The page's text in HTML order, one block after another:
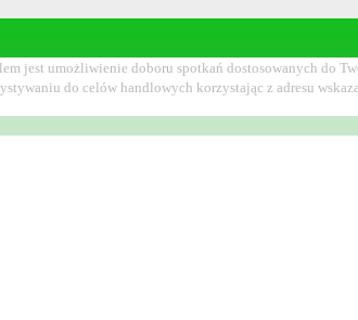
jest umożliwienie doboru spotkań dostosowanych do
do celów handlowych korzystając z adresu